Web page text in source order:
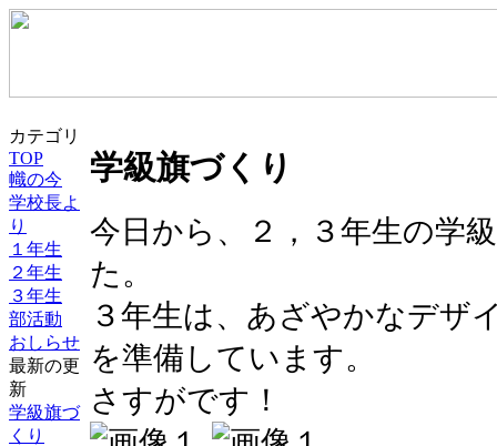
カテゴリ
TOP
幟の今
学校長よ
り
１年生
２年生
３年生
部活動
おしらせ
最新の更
新
学級旗づ
くり
学級旗づくり
今日から、２，３年生の学
た。
３年生は、あざやかなデザ
を準備しています。
さすがです！